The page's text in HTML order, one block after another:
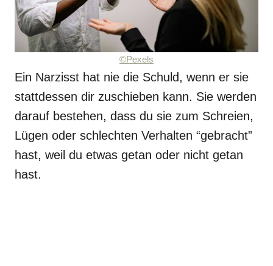
©Pexels
Ein Narzisst hat nie die Schuld, wenn er sie
stattdessen dir zuschieben kann. Sie werden
darauf bestehen, dass du sie zum Schreien,
Lügen oder schlechten Verhalten “gebracht”
hast, weil du etwas getan oder nicht getan
hast.